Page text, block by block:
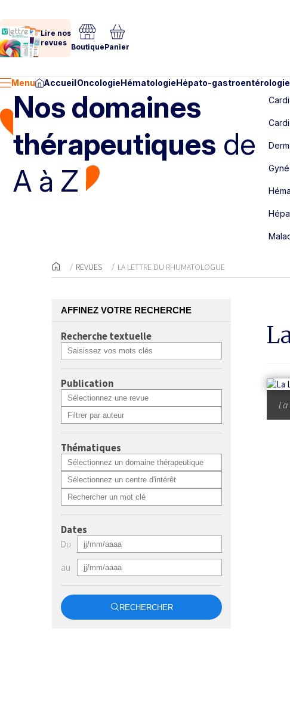
Lire nos
revues BoutiquePanier
Menu AccueilOncologieHématologieHépato-gastroentérologie
Nos domaines
thérapeutiques de
A à Z
REVUES LA LETTRE DU RHUMATOLOGUE
AFFINEZ VOTRE RECHERCHE
Recherche textuelle
Publication
Thématiques
Dates
Du
au
RECHERCHER